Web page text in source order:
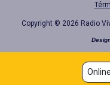
Copyright © 2026 Radio